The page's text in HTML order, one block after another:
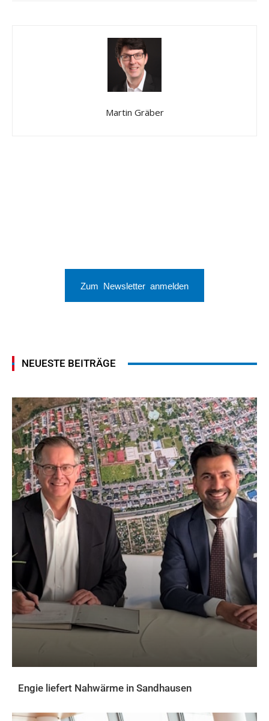
Martin Gräber
Zum Newsletter anmelden
NEUESTE BEITRÄGE
Engie liefert Nahwärme in Sandhausen